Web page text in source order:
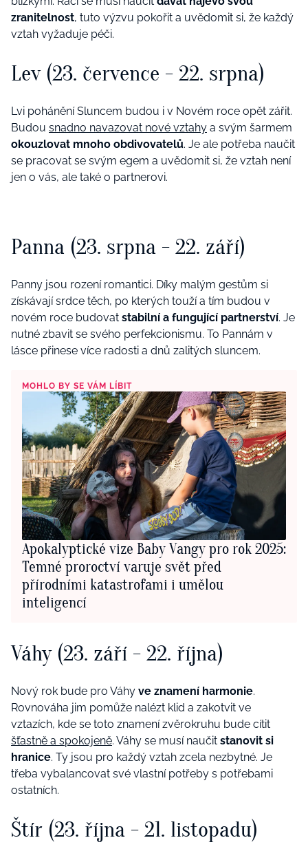
zranitelnost, tuto výzvu pokořit a uvědomit si, že každý
vztah vyžaduje péči.
Lev (23. července - 22. srpna)
Lvi pohánění Sluncem budou i v Novém roce opět zářit.
Budou snadno navazovat nové vztahy a svým šarmem
okouzlovat mnoho obdivovatelů. Je ale potřeba naučit
se pracovat se svým egem a uvědomit si, že vztah není
jen o vás, ale také o partnerovi.
Panna (23. srpna - 22. září)
Panny jsou rození romantici. Díky malým gestům si
získávají srdce těch, po kterých touží a tím budou v
novém roce budovat stabilní a fungující partnerství. Je
nutné zbavit se svého perfekcionismu. To Pannám v
lásce přinese více radosti a dnů zalitých sluncem.
MOHLO BY SE VÁM LÍBIT
Apokalyptické vize Baby Vangy pro rok 2025:
Temné proroctví varuje svět před
přírodními katastrofami i umělou
inteligencí
Váhy (23. září - 22. října)
Nový rok bude pro Váhy ve znamení harmonie.
Rovnováha jim pomůže nalézt klid a zakotvit ve
vztazích, kde se toto znamení zvěrokruhu bude cítit
šťastně a spokojeně. Váhy se musí naučit stanovit si
hranice. Ty jsou pro každý vztah zcela nezbytné. Je
třeba vybalancovat své vlastní potřeby s potřebami
ostatních.
Štír (23. října - 21. listopadu)